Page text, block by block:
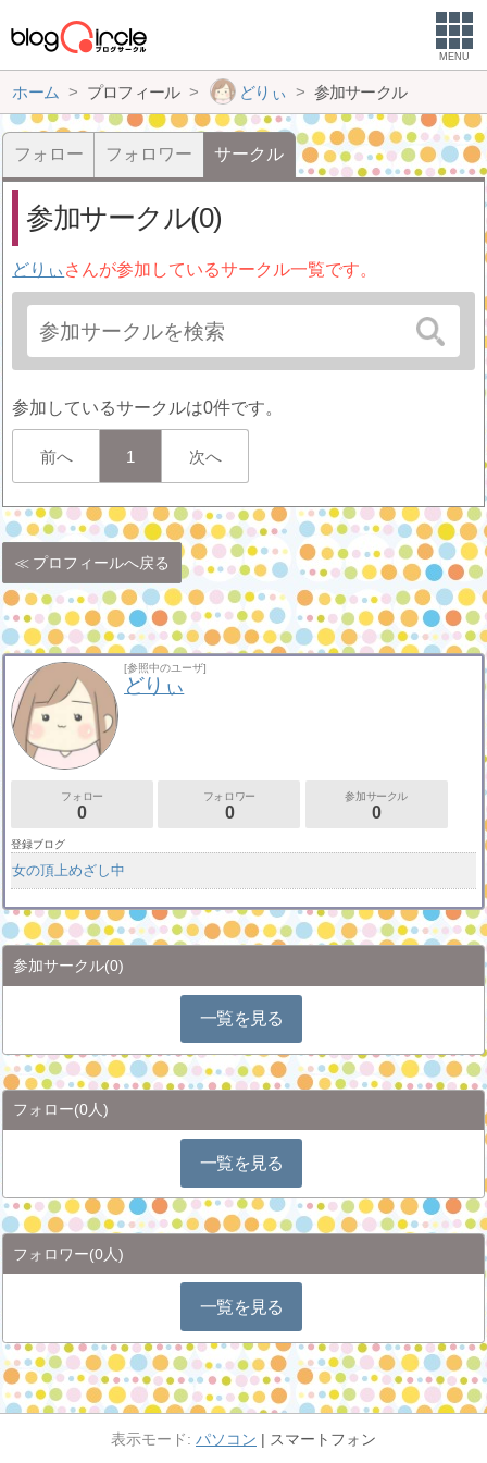
MENU
ホーム プロフィール どりぃ 参加サークル
フォロー フォロワー サークル
参加サークル(0)
どりぃ さんが参加しているサークル一覧です。
参加しているサークルは0件です。
前へ 1 次へ
プロフィールへ戻る
[参照中のユーザ]
どりぃ
フォロー
0
フォロワー
0
参加サークル
0
登録ブログ
女の頂上めざし中
参加サークル(0)
一覧を見る
フォロー(0人)
一覧を見る
フォロワー(0人)
一覧を見る
パソコン スマートフォン